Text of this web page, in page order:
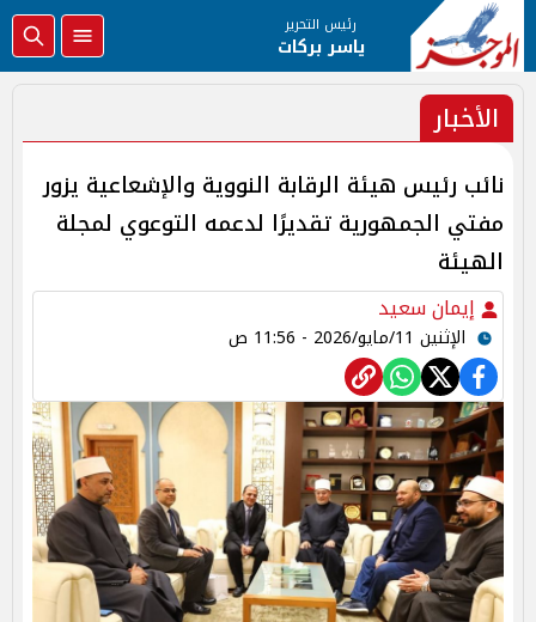
رئيس التحرير
ياسر بركات
الأخبار
نائب رئيس هيئة الرقابة النووية والإشعاعية يزور
مفتي الجمهورية تقديرًا لدعمه التوعوي لمجلة
الهيئة
إيمان سعيد
الإثنين 11/مايو/2026 - 11:56 ص